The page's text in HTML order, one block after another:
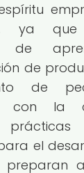
ya
de
de
de
con la
el
preparan